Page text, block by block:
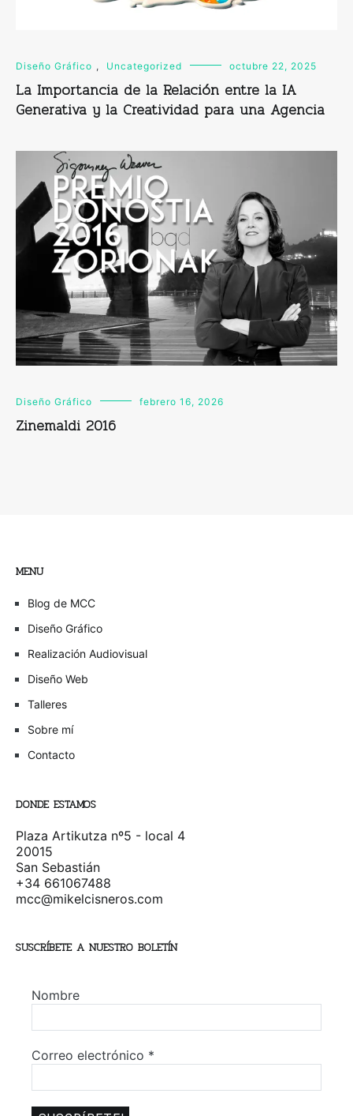
Diseño Gráfico , Uncategorized octubre 22, 2025
La Importancia de la Relación entre la IA
Generativa y la Creatividad para una Agencia
Diseño Gráfico febrero 16, 2026
Zinemaldi 2016
MENU
Blog de MCC
Diseño Gráfico
Realización Audiovisual
Diseño Web
Talleres
Sobre mí
Contacto
DONDE ESTAMOS
Plaza Artikutza nº5 - local 4
20015
San Sebastián
+34 661067488
mcc@mikelcisneros.com
SUSCRÍBETE A NUESTRO BOLETÍN
Nombre
Correo electrónico *